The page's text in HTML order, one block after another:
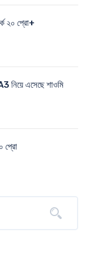
২০ প্রো+
নিয়ে এসেছে শাওমি
প্রো